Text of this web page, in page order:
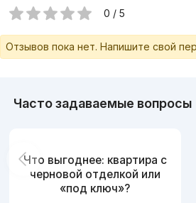
0 / 5
Отзывов пока нет. Напишите свой
Часто задаваемые вопросы
Что выгоднее: квартира с
черновой отделкой или
«под ключ»?